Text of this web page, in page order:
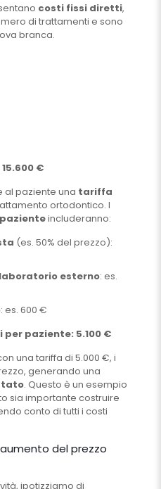
costi fissi diretti,
di trattamenti e sono
branca.
€
al paziente una tariffa
ortodontico. I
includeranno:
(es. 50% del prezzo):
esterno: es.
: es. 600 €
paziente: 5.100 €
una tariffa di 5.000 €, i
generando una
. Questo è un esempio
sia importante costruire
conto di tutti i costi
del prezzo
ipotizziamo di